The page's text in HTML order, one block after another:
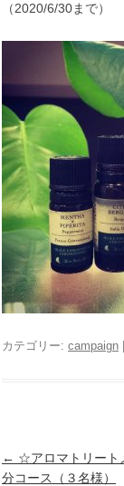
（2020/6/30まで）
カテゴリー: campaign
投
稿
← ☆アロマトリー
分コース（３名様）